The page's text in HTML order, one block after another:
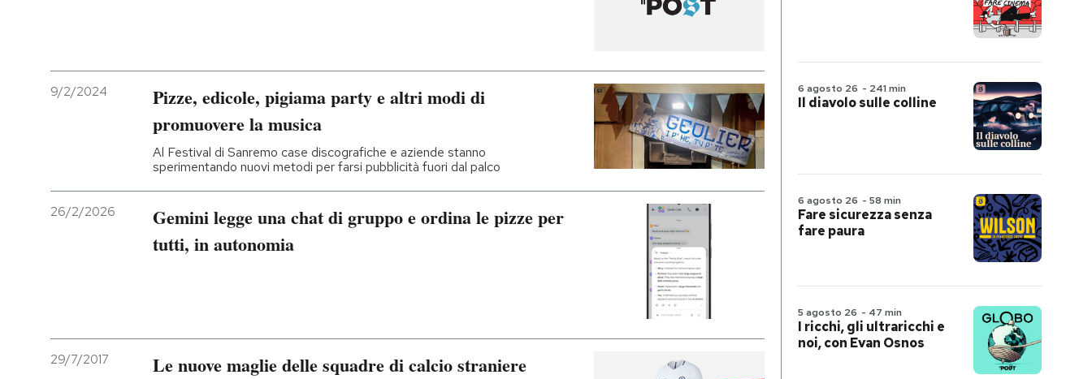
9/2/2024
Pizze, edicole, pigiama party e altri modi di
promuovere la musica
Al Festival di Sanremo case discografiche e aziende stanno
sperimentando nuovi metodi per farsi pubblicità fuori dal palco
26/2/2026
Gemini legge una chat di gruppo e ordina le pizze per
tutti, in autonomia
29/7/2017 Le nuove maglie delle squadre di calcio straniere
6 agosto 26 - 241 min
Il diavolo sulle colline
6 agosto 26 - 58 min
Fare sicurezza senza
fare paura
5 agosto 26 - 47 min
I ricchi, gli ultraricchi e
noi, con Evan Osnos